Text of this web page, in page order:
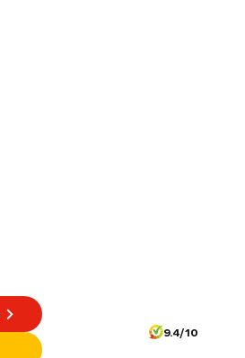
9.4/10